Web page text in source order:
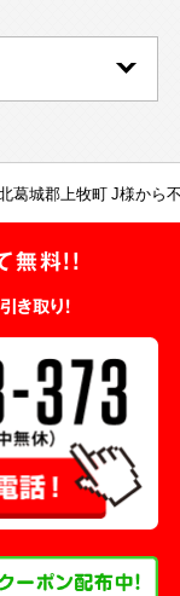
葛城郡上牧町 J様から
無料!!
き取り！